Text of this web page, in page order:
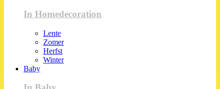
In Homedecoration
Lente
Zomer
Herfst
Winter
Baby